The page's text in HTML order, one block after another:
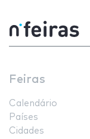
Feiras
Calendário
Países
Cidades